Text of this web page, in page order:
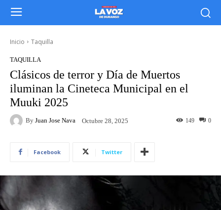
Inicio Taquilla
TAQUILLA
Clásicos de terror y Día de Muertos
iluminan la Cineteca Municipal en el
Muuki 2025
By Juan Jose Nava Octubre 28, 2025 0
149
Facebook Twitter